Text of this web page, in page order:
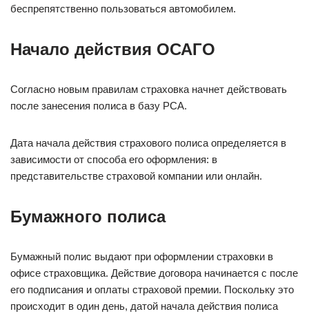
беспрепятственно пользоваться автомобилем.
Начало действия ОСАГО
Согласно новым правилам страховка начнет действовать
после занесения полиса в базу РСА.
Дата начала действия страхового полиса определяется в
зависимости от способа его оформления: в
представительстве страховой компании или онлайн.
Бумажного полиса
Бумажный полис выдают при оформлении страховки в
офисе страховщика. Действие договора начинается с после
его подписания и оплаты страховой премии. Поскольку это
происходит в один день, датой начала действия полиса